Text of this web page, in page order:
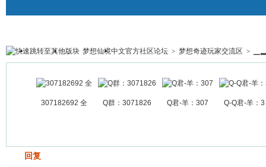
银行 群组聚合 我的空间
帖子
梦想仙境中文官方社区论坛 > 梦想奇迹玩家交流区 >
307182692 全 Q群：3071826 Q君-羊：307 Q-Q君-羊：3
回复